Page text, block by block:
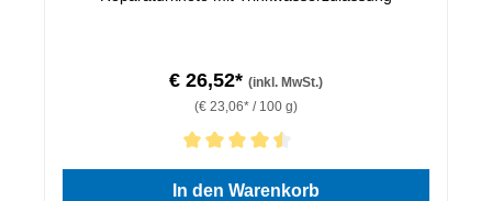
€ 26,52* (inkl. MwSt.)
(€ 23,06* / 100 g)
Durchschnittliche Bewertung von 4.5 von 5 Sternen
In den Warenkorb